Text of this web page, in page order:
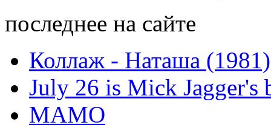
последнее на сайте
Коллаж - Наташа (1981)
July 26 is Mick Jagger's
МАМО